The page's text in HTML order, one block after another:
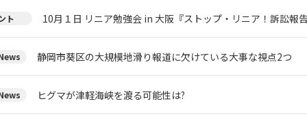
ト 10月１日 リニア勉強会 in 大阪『ストップ・リニア！訴訟報
静岡市葵区の大規模地滑り報道に欠けている大事な視点2つ
ヒグマが津軽海峡を渡る可能性は?